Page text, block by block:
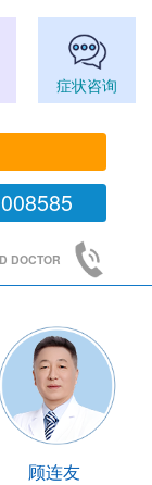
症状咨询
DOCTOR
顾连友